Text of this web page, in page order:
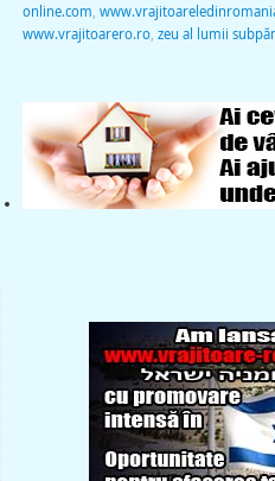
online.com
www.vrajitoarero.ro, zeu al lumii